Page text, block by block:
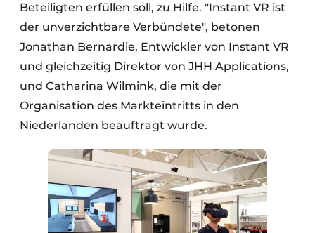
Beteiligten erfüllen soll, zu Hilfe. "Instant VR ist
der unverzichtbare Verbündete", betonen
Jonathan Bernardie, Entwickler von Instant VR
und gleichzeitig Direktor von JHH Applications,
und Catharina Wilmink, die mit der
Organisation des Markteintritts in den
Niederlanden beauftragt wurde.